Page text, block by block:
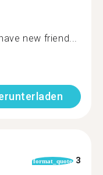
new friend...
format_quote 3